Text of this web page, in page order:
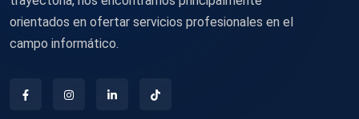
orientados en ofertar servicios profesionales en el
campo informático.